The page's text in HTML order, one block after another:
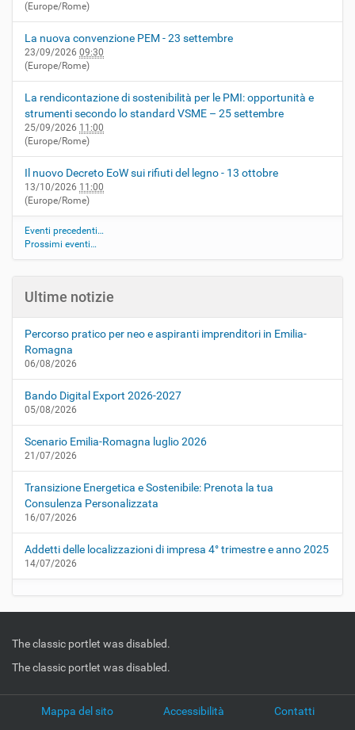
(Europe/Rome)
La nuova convenzione PEM - 23 settembre
23/09/2026 09:30
(Europe/Rome)
La rendicontazione di sostenibilità per le PMI: opportunità e
strumenti secondo lo standard VSME – 25 settembre
25/09/2026 11:00
(Europe/Rome)
Il nuovo Decreto EoW sui rifiuti del legno - 13 ottobre
13/10/2026 11:00
(Europe/Rome)
Eventi precedenti…
Prossimi eventi…
Ultime notizie
Percorso pratico per neo e aspiranti imprenditori in Emilia-
Romagna
06/08/2026
Bando Digital Export 2026-2027
05/08/2026
Scenario Emilia-Romagna luglio 2026
21/07/2026
Transizione Energetica e Sostenibile: Prenota la tua
Consulenza Personalizzata
16/07/2026
Addetti delle localizzazioni di impresa 4° trimestre e anno 2025
14/07/2026
The classic portlet was disabled.
The classic portlet was disabled.
Mappa del sito Accessibilità Contatti